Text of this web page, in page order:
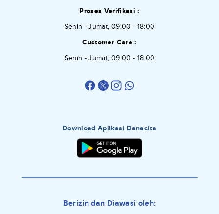
Proses Verifikasi :
Senin - Jumat, 09:00 - 18:00
Customer Care :
Senin - Jumat, 09:00 - 18:00
Download Aplikasi Danacita
Berizin dan Diawasi oleh: